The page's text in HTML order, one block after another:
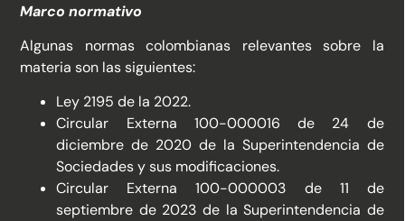
Marco normativo
Algunas normas colombianas relevantes sobre la
materia son las siguientes:
Ley 2195 de la 2022.
Circular Externa 100-000016 de 24 de
diciembre de 2020 de la Superintendencia de
Sociedades y sus modificaciones.
Circular Externa 100-000003 de 11 de
septiembre de 2023 de la Superintendencia de